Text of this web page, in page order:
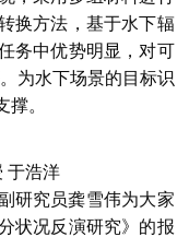
换方法，基于水下辐
务中优势明显，对可
为水下场景的目标识
。
于浩洋
研究员龚雪伟为大家
状况反演研究》的报